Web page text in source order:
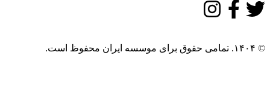
© ۱۴۰۴. تمامی حقوق برای موسسه ایران محفوظ است.